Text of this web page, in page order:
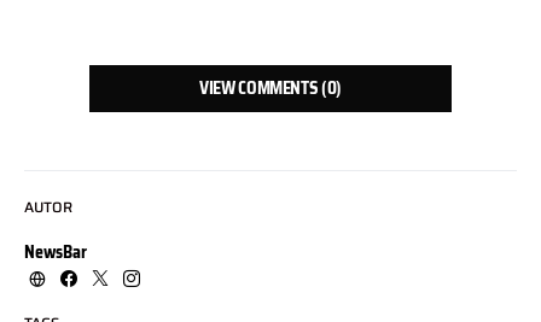
AUTOR
NewsBar
VIEW COMMENTS (0)